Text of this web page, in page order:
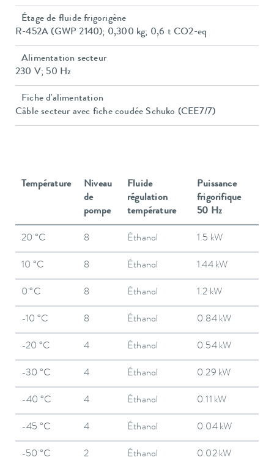
Étage de fluide frigorigène
R-452A (GWP 2140); 0,300 kg; 0,6 t CO2-eq
Alimentation secteur
230 V; 50 Hz
Fiche d'alimentation
Câble secteur avec fiche coudée Schuko (CEE7/7)
Température
Niveau
de
pompe
Fluide
régulation
température
Puissance
frigorifique
50 Hz
20 °C 8 Éthanol 1.5 kW
10 °C 8 Éthanol 1.44 kW
0 °C 8 Éthanol 1.2 kW
-10 °C 8 Éthanol 0.84 kW
-20 °C 4 Éthanol 0.54 kW
-30 °C 4 Éthanol 0.29 kW
-40 °C 4 Éthanol 0.11 kW
-45 °C 4 Éthanol 0.04 kW
-50 °C 2 Éthanol 0.02 kW